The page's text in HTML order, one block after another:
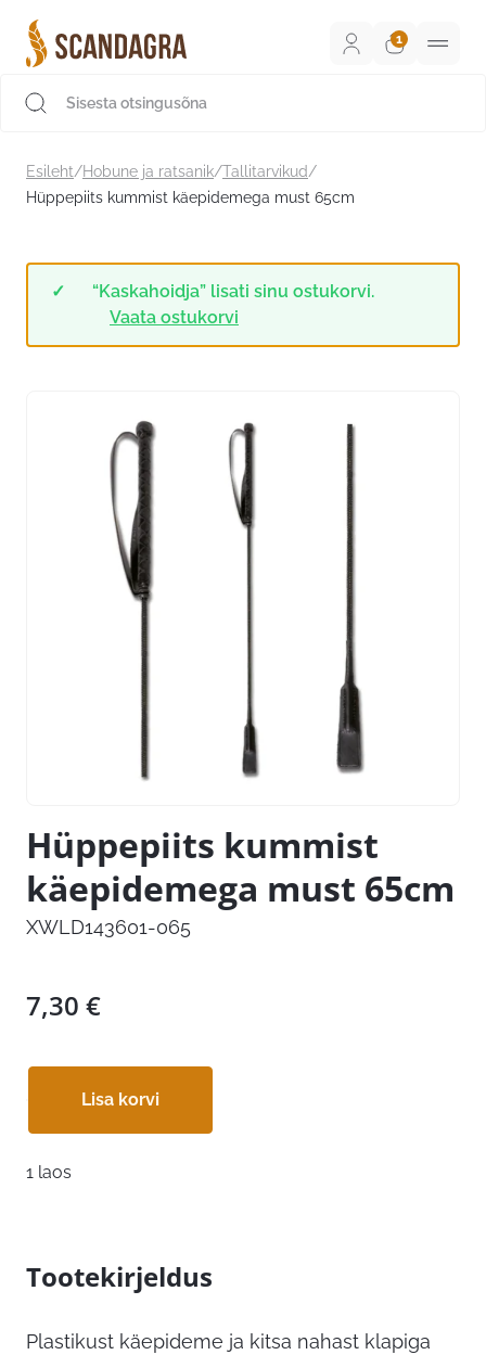
sisu
juurde
Esileht/Hobune ja ratsanik/Tallitarvikud/
Hüppepiits kummist käepidemega must 65cm
“Kaskahoidja” lisati sinu ostukorvi.
Vaata ostukorvi
Hüppepiits kummist
käepidemega must 65cm
XWLD143601-065
7,30 €
Lisa korvi
1 laos
Tootekirjeldus
Plastikust käepideme ja kitsa nahast klapiga